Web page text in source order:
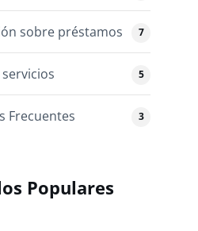
sobre préstamos 7
5
Frecuentes 3
Populares